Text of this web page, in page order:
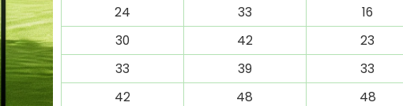
24
33
16
30
42
23
33
39
33
42
48
48